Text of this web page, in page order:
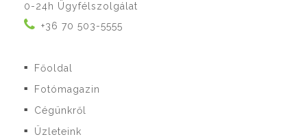
0-24h Ügyfélszolgálat
+36 70 503-5555
■ Főoldal
■ Fotómagazin
■ Cégünkről
■ Üzleteink